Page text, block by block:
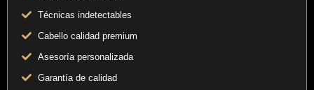
Técnicas indetectables
Cabello calidad premium
Asesoría personalizada
Garantía de calidad